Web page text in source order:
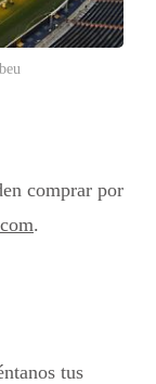
comprar por
.
tus